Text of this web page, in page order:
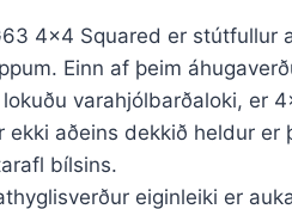
4×4 Squared er stútfullur
Einn af þeim
lokuðu varahjólbarðaloki, er
ekki aðeins dekkið heldur er
bílsins.
eiginleiki er